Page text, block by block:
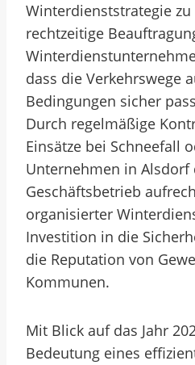
Winterdienststrategie zu
rechtzeitige
dass die Verkehrswege
Bedingungen sicher
Durch regelmäßige
Einsätze bei Schneefall
Unternehmen in
Geschäftsbetrieb
organisierter
Investition in die
die Reputation von
Kommunen.
Mit Blick auf das Jahr
Bedeutung eines